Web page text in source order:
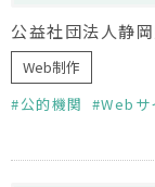
公益社団法人静
Web制作
公的機関
Webサ